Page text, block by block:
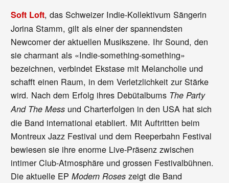
Soft Loft, das Schweizer Indie-Kollektivum Sängerin
Jorina Stamm, gilt als einer der spannendsten
Newcomer der aktuellen Musikszene. Ihr Sound, den
sie charmant als «Indie-something-something»
bezeichnen, verbindet Ekstase mit Melancholie und
schafft einen Raum, in dem Verletzlichkeit zur Stärke
wird. Nach dem Erfolg ihres Debütalbums The Party
And The Mess und Charterfolgen in den USA hat sich
die Band international etabliert. Mit Auftritten beim
Montreux Jazz Festival und dem Reeperbahn Festival
bewiesen sie ihre enorme Live-Präsenz zwischen
intimer Club-Atmosphäre und grossen Festivalbühnen.
Die aktuelle EPModern Roses zeigt die Band